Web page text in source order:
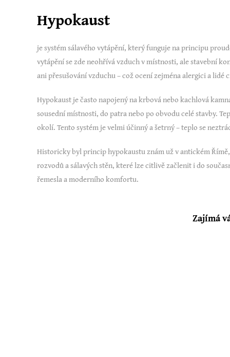
Hypokaust
je systém sálavého vytápění, který funguje na principu
vytápění se zde neohřívá vzduch v místnosti, ale stavební
ani přesušování vzduchu – což ocení zejména alergici a lidé
Hypokaust je často napojený na krbová nebo kachlová
sousední místnosti, do patra nebo po obvodu celé stavby.
okolí. Tento systém je velmi účinný a šetrný – teplo se
Historicky byl princip hypokaustu znám už v antickém
rozvodů a sálavých stěn, které lze citlivě začlenit i do
řemesla a moderního komfortu.
Zajímá